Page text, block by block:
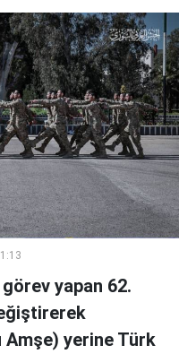
yapan 62.
Amşe) yerine Türk